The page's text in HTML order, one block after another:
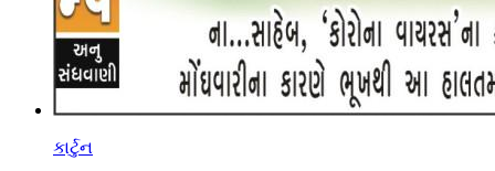
કાર્ટુન